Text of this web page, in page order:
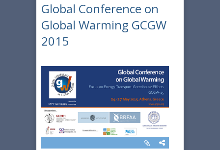
Global Conference on
Global Warming GCGW
2015